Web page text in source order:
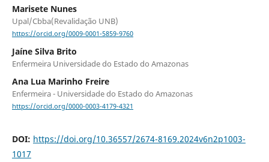
Marisete Nunes
Upal/Cbba(Revalidação UNB)
https://orcid.org/0009-0001-5859-9760
Jaíne Silva Brito
Enfermeira Universidade do Estado do Amazonas
Ana Lua Marinho Freire
Enfermeira - Universidade do Estado do Amazonas
https://orcid.org/0000-0003-4179-4321
DOI: https://doi.org/10.36557/2674-8169.2024v6n2p1003-
1017